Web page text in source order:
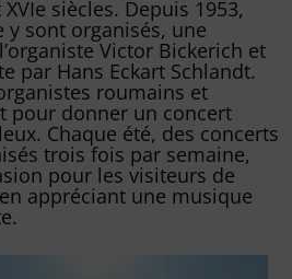
siècles. Depuis 1953,
y sont organisés, une
Victor Bickerich et
par Hans Eckart Schlandt.
roumains et
pour donner un concert
Chaque été, des concerts
trois fois par semaine,
pour les visiteurs de
appréciant une musique